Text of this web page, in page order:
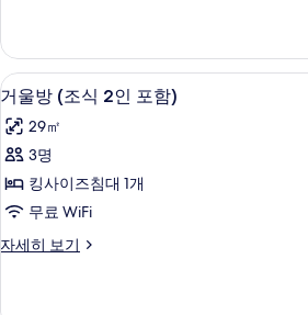
인
포
함)
사
진
모
두
보
룸
(조
식
인
포
자
세
보
거
울
방
(조
식
인
거울방 (
8
거울방 (조식 2인 포함)
29㎡
3명
킹사이즈침대 1개
무료 WiFi
자세히 보기
거